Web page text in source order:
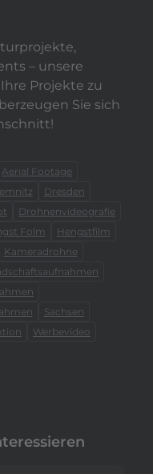
– unsere
Projekte zu
Sie sich
Aerial Footage
Dresden
Drohnenvideografie
Folm
Hengstfilm
Kameradrohne
Sachsen
Werbevideo